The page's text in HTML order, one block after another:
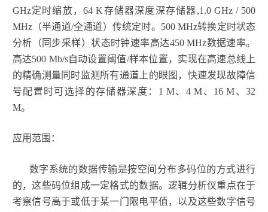
GHz定时缩放，64 K存储器深度深存储器,1.0 GHz / 500
MHz（半通道/全通道）传统定时。 500 MHz转换定时状态
分析（同步采样）状态时钟速率高达450 MHz数据速率。
高达500 Mb/s自动设置阈值/样本位置，实现在高速总线上
的精确测量同时监测所有通道上的眼图，快速发现故障信
号配置时可选择的存储器深度： 1 M、 4 M、 16 M、32
M。
应用范围：
数字系统的数据传输是按空间分布多码位的方式进行
的，这些码位组成一定格式的数据。逻辑分析仪重点在于
考察信号高于或低于某一门限电平值，以及这些数字信号